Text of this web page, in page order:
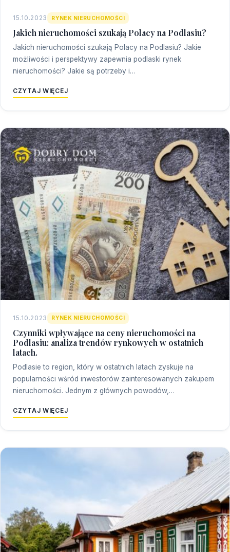
15.10.2023 RYNEK NIERUCHOMOŚCI
Jakich nieruchomości szukają Polacy na Podlasiu?
Jakich nieruchomości szukają Polacy na Podlasiu? Jakie
możliwości i perspektywy zapewnia podlaski rynek
nieruchomości? Jakie są potrzeby i…
CZYTAJ WIĘCEJ
15.10.2023 RYNEK NIERUCHOMOŚCI
Czynniki wpływające na ceny nieruchomości na
Podlasiu: analiza trendów rynkowych w ostatnich
latach.
Podlasie to region, który w ostatnich latach zyskuje na
popularności wśród inwestorów zainteresowanych zakupem
nieruchomości. Jednym z głównych powodów,…
CZYTAJ WIĘCEJ